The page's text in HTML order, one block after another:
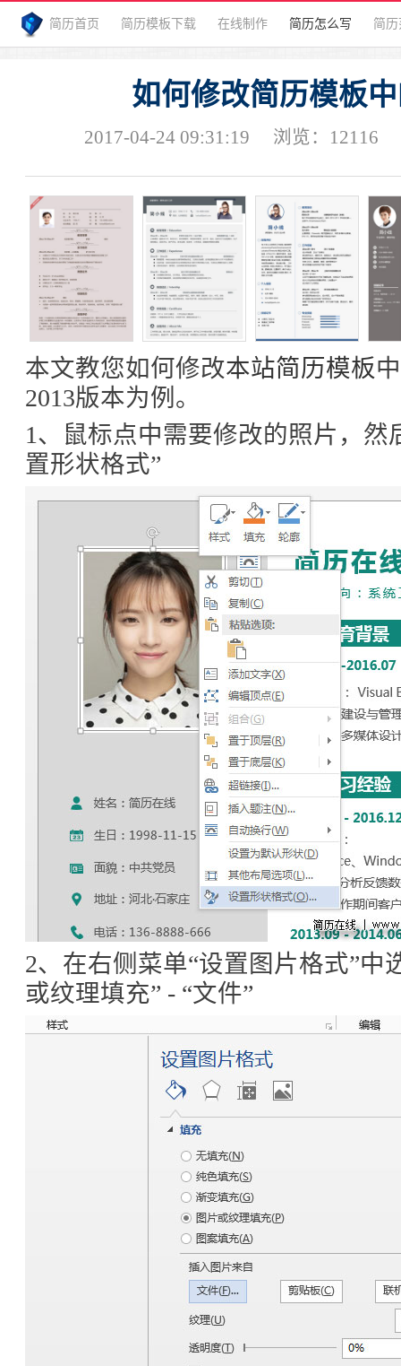
简历首页 简历模板下载 在线制作 简历怎么写 简
如何修改简历模板
2017-04-24 09:31:19 浏览： 12116
本文教您如何修改本站简历模板
2013版本为例。
1、鼠标点中需要修改的照片，然
置形状格式”
2、在右侧菜单“设置图片格式”中
或纹理填充” - “文件”